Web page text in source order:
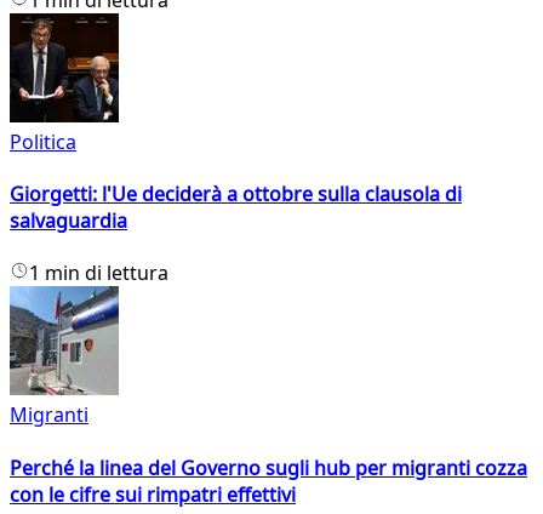
Politica
Giorgetti: l'Ue deciderà a ottobre sulla clausola di
salvaguardia
1 min di lettura
Migranti
Perché la linea del Governo sugli hub per migranti cozza
con le cifre sui rimpatri effettivi